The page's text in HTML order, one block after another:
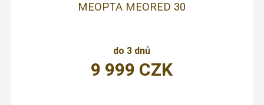
MEOPTA MEORED 30
do 3 dnů
9 999 CZK